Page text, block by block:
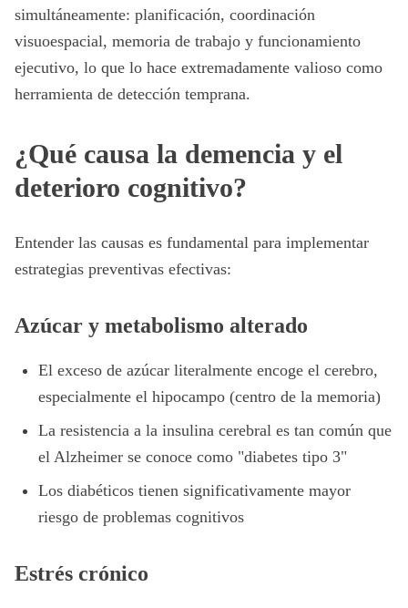
simultáneamente: planificación, coordinación
visuoespacial, memoria de trabajo y funcionamiento
ejecutivo, lo que lo hace extremadamente valioso como
herramienta de detección temprana.
¿Qué causa la demencia y el
deterioro cognitivo?
Entender las causas es fundamental para implementar
estrategias preventivas efectivas:
Azúcar y metabolismo alterado
El exceso de azúcar literalmente encoge el cerebro,
especialmente el hipocampo (centro de la memoria)
La resistencia a la insulina cerebral es tan común que
el Alzheimer se conoce como "diabetes tipo 3"
Los diabéticos tienen significativamente mayor
riesgo de problemas cognitivos
Estrés crónico